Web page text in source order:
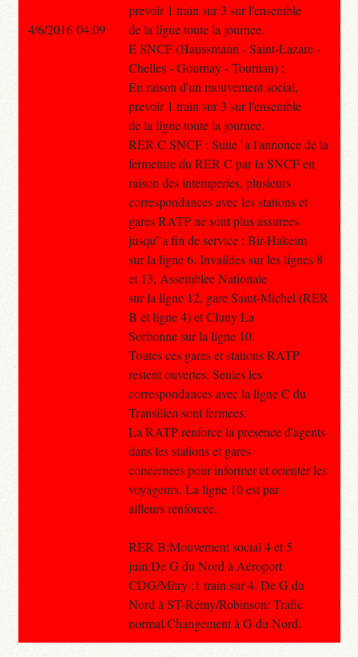
prevoir 1 train sur 3 sur l'ensemble
de la ligne toute la journee.
E SNCF (Haussmann - Saint-Lazare -
Chelles - Gournay - Tournan) :
En raison d'un mouvement social,
prevoir 1 train sur 3 sur l'ensemble
de la ligne toute la journee.
RER C SNCF : Suite `a l'annonce de la
fermeture du RER C par la SNCF en
raison des intemperies, plusieurs
correspondances avec les stations et
gares RATP ne sont plus assurees
jusqu'`a fin de service : Bir-Hakeim
sur la ligne 6, Invalides sur les lignes 8
et 13, Assemblee Nationale
sur la ligne 12, gare Saint-Michel (RER
B et ligne 4) et Cluny La
Sorbonne sur la ligne 10.
Toutes ces gares et stations RATP
restent ouvertes. Seules les
correspondances avec la ligne C du
Transilien sont fermees.
La RATP renforce la presence d'agents
dans les stations et gares
concernees pour informer et orienter les
voyageurs. La ligne 10 est par
ailleurs renforcee.
RER B:Mouvement social 4 et 5
juin:De G du Nord à Aéroport
CDG/Mitry :1 train sur 4. De G du
Nord à ST-Rémy/Robinson: Trafic
normal.Changement à G du Nord.
4/6/2016 04:09